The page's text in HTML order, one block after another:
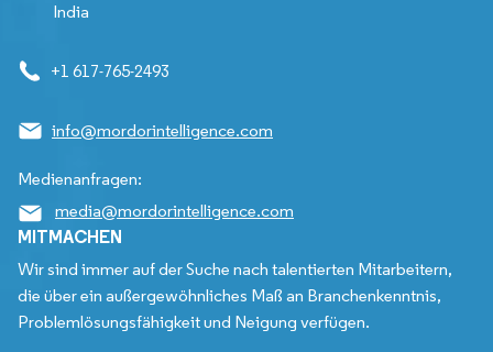
India
+1 617-765-2493
info@mordorintelligence.com
Medienanfragen:
media@mordorintelligence.com
MITMACHEN
Wir sind immer auf der Suche nach talentierten Mitarbeitern,
die über ein außergewöhnliches Maß an Branchenkenntnis,
Problemlösungsfähigkeit und Neigung verfügen.